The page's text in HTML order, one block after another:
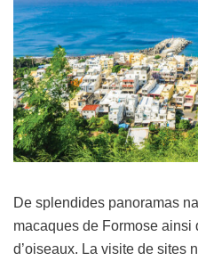
De splendides panoramas
macaques de Formose
d’oiseaux. La visite de sites